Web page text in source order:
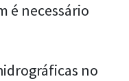
é necessário
no